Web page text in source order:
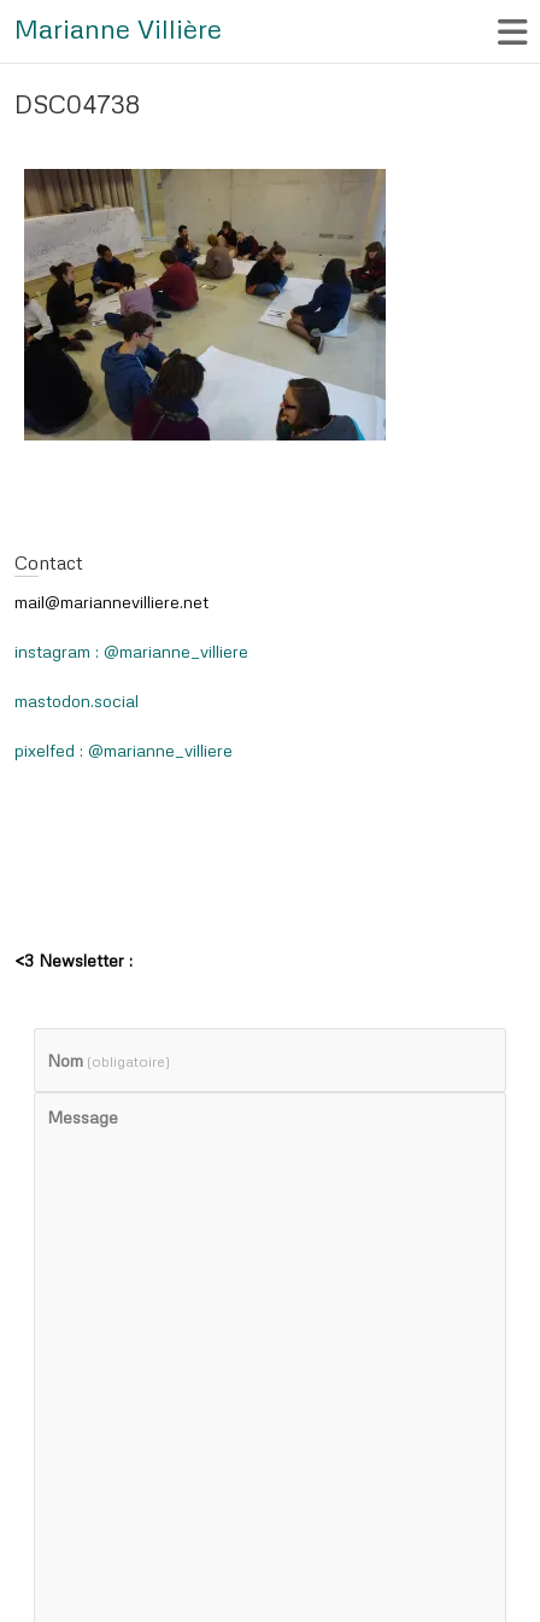
Marianne Villière
DSC04738
Contact
mail@mariannevilliere.net
instagram : @marianne_villiere
mastodon.social
pixelfed : @marianne_villiere
<3 Newsletter :
Nom (obligatoire)
Message